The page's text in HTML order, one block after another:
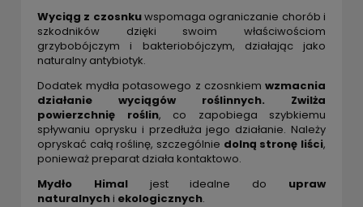
Wyciąg z czosnkuwspomaga ograniczanie chorób i
szkodników dzięki swoim właściwościom
grzybobójczym i bakteriobójczym, działając jako
naturalny antybiotyk.
Dodatek mydła potasowego z czosnkiem wzmacnia
działanie wyciągów roślinnych. Zwilża
powierzchnię roślin, co zapobiega szybkiemu
spływaniu oprysku i przedłuża jego działanie. Należy
opryskać całą roślinę, szczególnie dolną stronę liści,
ponieważ preparat działa kontaktowo.
Mydło Himal jest idealne do upraw
naturalnych i ekologicznych.